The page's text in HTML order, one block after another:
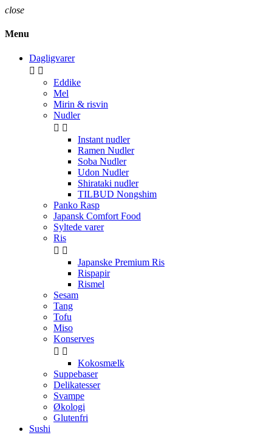
close
Menu
Dagligvarer
 
Eddike
Mel
Mirin & risvin
Nudler
 
Instant nudler
Ramen Nudler
Soba Nudler
Udon Nudler
Shirataki nudler
TILBUD Nongshim
Panko Rasp
Japansk Comfort Food
Syltede varer
Ris
 
Japanske Premium Ris
Rispapir
Rismel
Sesam
Tang
Tofu
Miso
Konserves
 
Kokosmælk
Suppebaser
Delikatesser
Svampe
Økologi
Glutenfri
Sushi